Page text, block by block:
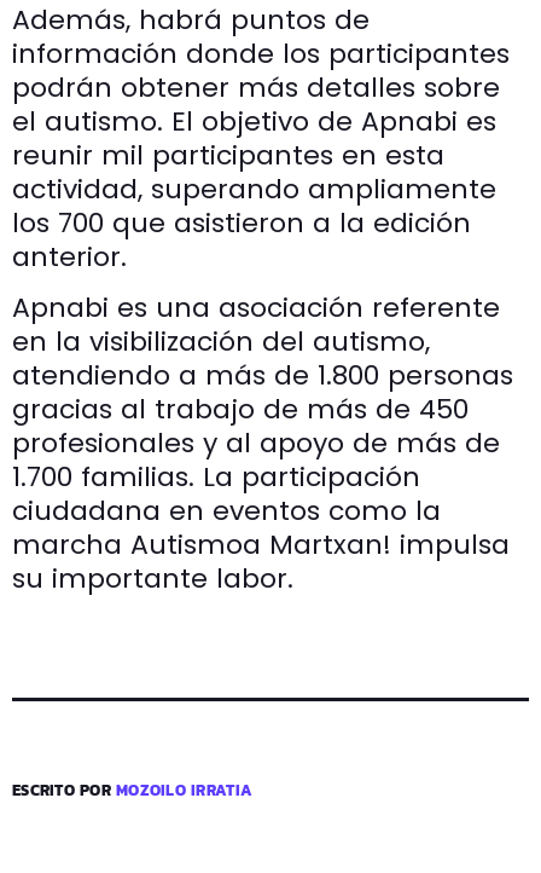
Además, habrá puntos de
información donde los participantes
podrán obtener más detalles sobre
el autismo. El objetivo de Apnabi es
reunir mil participantes en esta
actividad, superando ampliamente
los 700 que asistieron a la edición
anterior.
Apnabi es una asociación referente
en la visibilización del autismo,
atendiendo a más de 1.800 personas
gracias al trabajo de más de 450
profesionales y al apoyo de más de
1.700 familias. La participación
ciudadana en eventos como la
marcha Autismoa Martxan! impulsa
su importante labor.
ESCRITO PORMOZOILO IRRATIA